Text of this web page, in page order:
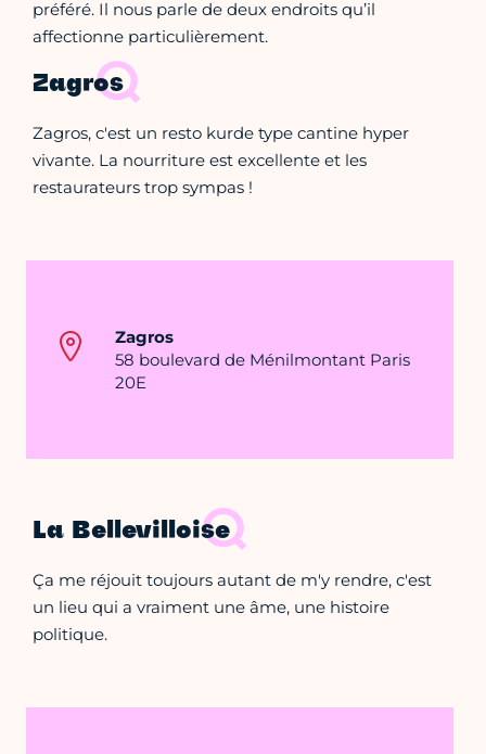
préféré. Il nous parle de deux endroits qu’il
affectionne particulièrement.
Zagros
Zagros, c'est un resto kurde type cantine hyper
vivante. La nourriture est excellente et les
restaurateurs trop sympas !
Zagros
58 boulevard de Ménilmontant Paris
20E
La Bellevilloise
Ça me réjouit toujours autant de m'y rendre, c'est
un lieu qui a vraiment une âme, une histoire
politique.